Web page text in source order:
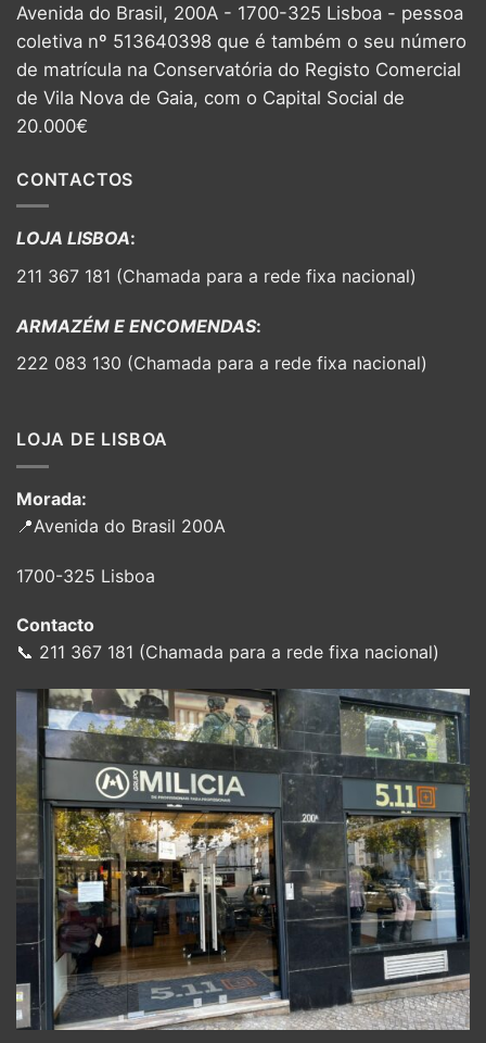
Avenida do Brasil, 200A - 1700-325 Lisboa - pessoa
coletiva nº 513640398 que é também o seu número
de matrícula na Conservatória do Registo Comercial
de Vila Nova de Gaia, com o Capital Social de
20.000€
CONTACTOS
LOJA LISBOA:
211 367 181 (Chamada para a rede fixa nacional)
ARMAZÉM E ENCOMENDAS:
222 083 130 (Chamada para a rede fixa nacional)
LOJA DE LISBOA
Morada:
📍Avenida do Brasil 200A
1700-325 Lisboa
Contacto
📞 211 367 181 (Chamada para a rede fixa nacional)